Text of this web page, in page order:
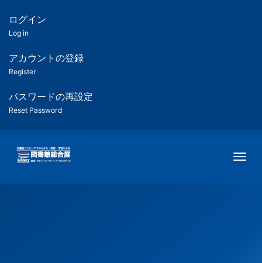
ツ
匿
名
ユ
ー
ー
用
メ
ログイン
Log in
アカウントの登録
Register
パスワードの再設定
Reset Password